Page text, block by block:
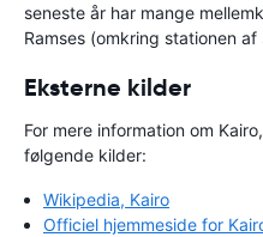
seneste år har mange
Ramses (omkring stationen af
Eksterne kilder
For mere information om
følgende kilder:
Wikipedia, Kairo
Officiel hjemmeside for